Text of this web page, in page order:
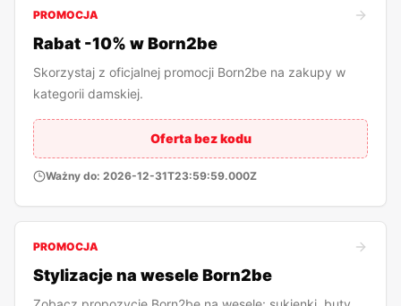
PROMOCJA
Rabat -10% w Born2be
Skorzystaj z oficjalnej promocji Born2be na zakupy w
kategorii damskiej.
Oferta bez kodu
Ważny do: 2026-12-31T23:59:59.000Z
PROMOCJA
Stylizacje na wesele Born2be